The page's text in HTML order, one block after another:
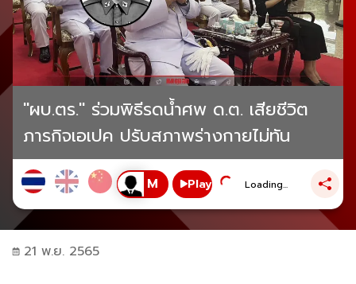
"ผบ.ตร." ร่วมพิธีรดน้ำศพ ด.ต. เสียชีวิต
ภารกิจเอเปค ปรับสภาพร่างกายไม่ทัน
Play Loading...
21 พ.ย. 2565